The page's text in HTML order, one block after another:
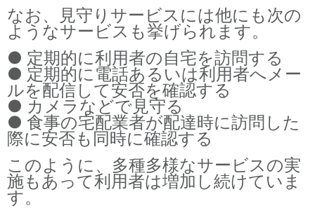
なお、見守りサービスには他にも次の
ようなサービスも挙げられます。
● 定期的に利用者の自宅を訪問する
● 定期的に電話あるいは利用者へメー
ルを配信して安否を確認する
● カメラなどで見守る
● 食事の宅配業者が配達時に訪問した
際に安否も同時に確認する
このように、多種多様なサービスの実
施もあって利用者は増加し続けていま
す。